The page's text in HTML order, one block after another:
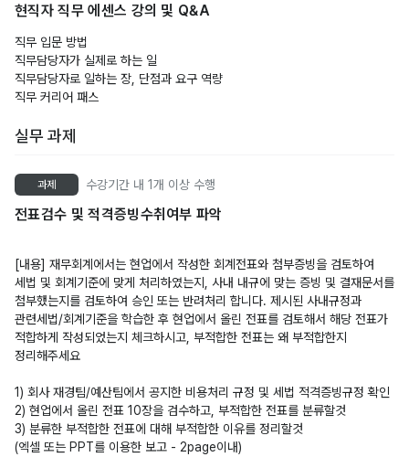
현직자 직무 에센스 강의 및 Q&A
직무 입문 방법
직무담당자가 실제로 하는 일
직무담당자로 일하는 장, 단점과 요구 역량
직무 커리어 패스
실무 과제
과제 수강기간 내 1개 이상 수행
전표검수 및 적격증빙수취여부 파악
[내용] 재무회계에서는 현업에서 작성한 회계전표와 첨부증빙을 검토하여
세법 및 회계기준에 맞게 처리하였는지, 사내 내규에 맞는 증빙 및 결재문서를
첨부했는지를 검토하여 승인 또는 반려처리 합니다. 제시된 사내규정과
관련세법/회계기준을 학습한 후 현업에서 올린 전표를 검토해서 해당 전표가
적합하게 작성되었는지 체크하시고, 부적합한 전표는 왜 부적합한지
정리해주세요
1) 회사 재경팀/예산팀에서 공지한 비용처리 규정 및 세법 적격증빙규정 확인
2) 현업에서 올린 전표 10장을 검수하고, 부적합한 전표를 분류할것
3) 분류한 부적합한 전표에 대해 부적합한 이유를 정리할것
(엑셀 또는 PPT를 이용한 보고 - 2page이내)